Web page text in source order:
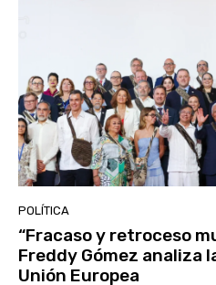
POLÍTICA
“Fracaso y retroceso
Freddy Gómez analiza
Unión Europea